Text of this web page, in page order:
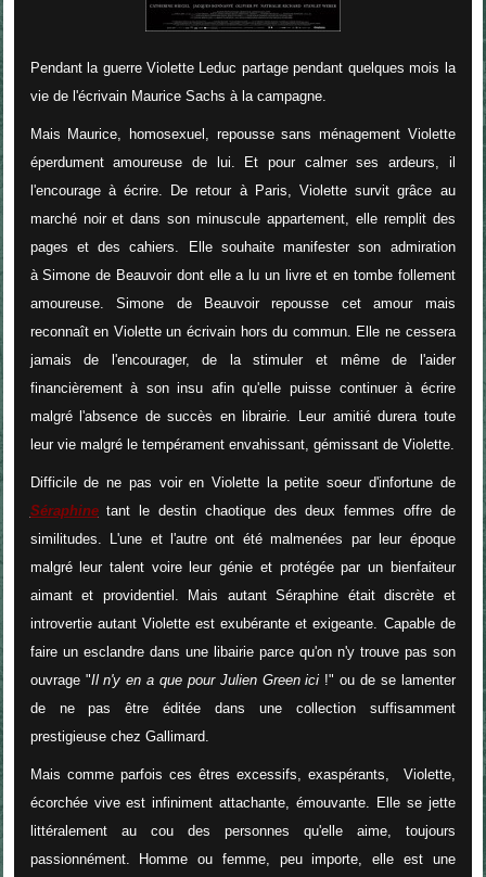
Pendant la guerre Violette Leduc partage pendant quelques mois la
vie de l'écrivain Maurice Sachs à la campagne.
Mais Maurice, homosexuel, repousse sans ménagement Violette
éperdument amoureuse de lui. Et pour calmer ses ardeurs, il
l'encourage à écrire. De retour à Paris, Violette survit grâce au
marché noir et dans son minuscule appartement, elle remplit des
pages et des cahiers. Elle souhaite manifester son admiration
à Simone de Beauvoir dont elle a lu un livre et en tombe follement
amoureuse. Simone de Beauvoir repousse cet amour mais
reconnaît en Violette un écrivain hors du commun. Elle ne cessera
jamais de l'encourager, de la stimuler et même de l'aider
financièrement à son insu afin qu'elle puisse continuer à écrire
malgré l'absence de succès en librairie. Leur amitié durera toute
leur vie malgré le tempérament envahissant, gémissant de Violette.
Difficile de ne pas voir en Violette la petite soeur d'infortune de
Séraphinetant le destin chaotique des deux femmes offre de
similitudes. L'une et l'autre ont été malmenées par leur époque
malgré leur talent voire leur génie et protégée par un bienfaiteur
aimant et providentiel. Mais autant Séraphine était discrète et
introvertie autant Violette est exubérante et exigeante. Capable de
faire un esclandre dans une libairie parce qu'on n'y trouve pas son
ouvrage "Il n'y en a que pour Julien Green ici !" ou de se lamenter
de ne pas être éditée dans une collection suffisamment
prestigieuse chez Gallimard.
Mais comme parfois ces êtres excessifs, exaspérants, Violette,
écorchée vive est infiniment attachante, émouvante. Elle se jette
littéralement au cou des personnes qu'elle aime, toujours
passionnément. Homme ou femme, peu importe, elle est une